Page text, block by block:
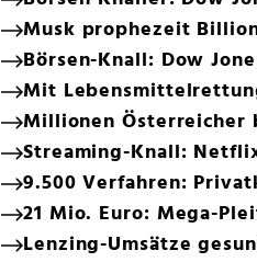
Musk prophezeit
Börsen-Knall: Dow
Mit
Millionen Österreicher
Streaming-Knall:
9.500 Verfahren:
21 Mio. Euro: Mega-
Lenzing-Umsätze